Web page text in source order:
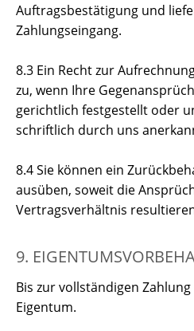
Auftragsbestätigung und
Zahlungseingang.
8.3 Ein Recht zur
zu, wenn Ihre
gerichtlich festgestellt oder
schriftlich durch uns
8.4 Sie können ein
ausüben, soweit die
Vertragsverhältnis
9.
Bis zur vollständigen
Eigentum.